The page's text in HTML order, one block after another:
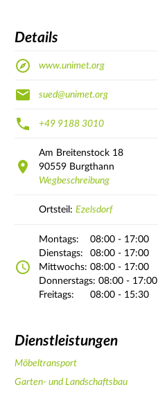
Details
www.unimet.org
sued@unimet.org
+49 9188 3010
Am Breitenstock 18
90559 Burgthann
Wegbeschreibung
Ortsteil: Ezelsdorf
Montags:
08:00 - 17:00
Dienstags:
08:00 - 17:00
Mittwochs: 08:00 - 17:00
Donnerstags: 08:00 - 17:00
Freitags:
08:00 - 15:30
Dienstleistungen
Möbeltransport
Garten- und Landschaftsbau